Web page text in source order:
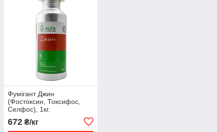
Фумігант Джин
(Фостоксин, Токсифос,
Селфос), 1кг.
672 ₴/кг